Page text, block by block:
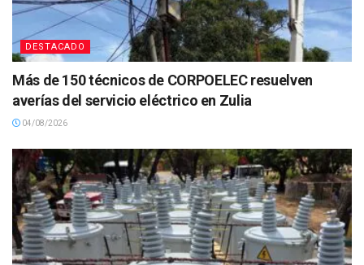
DESTACADO
Más de 150 técnicos de CORPOELEC resuelven
averías del servicio eléctrico en Zulia
04/08/2026